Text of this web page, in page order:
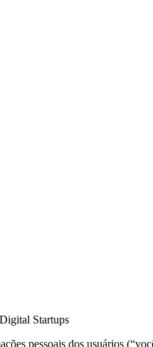
Startups
pessoais dos usuários